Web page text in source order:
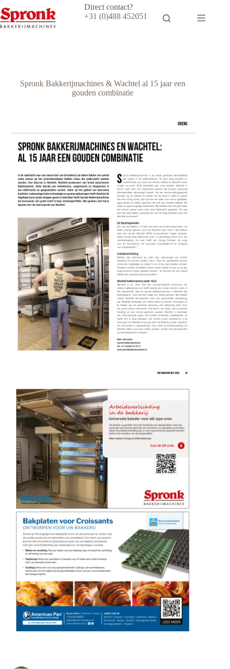
naar
de
Direct contact?
+31 (0)488 452051
Spronk Bakkerijmachines & Wachtel al 15 jaar een
gouden combinatie